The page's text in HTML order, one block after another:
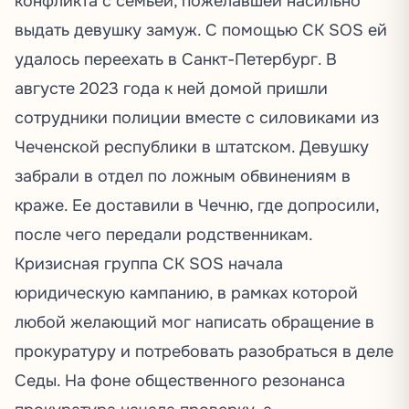
выдать девушку замуж. С помощью СК SOS ей
удалось переехать в Санкт-Петербург. В
августе 2023 года к ней домой пришли
сотрудники полиции вместе с силовиками из
Чеченской республики в штатском. Девушку
забрали в отдел по ложным обвинениям в
краже. Ее доставили в Чечню, где допросили,
после чего передали родственникам.
Кризисная группа СК SOS начала
юридическую кампанию, в рамках которой
любой желающий мог написать обращение в
прокуратуру и потребовать разобраться в деле
Седы. На фоне общественного резонанса